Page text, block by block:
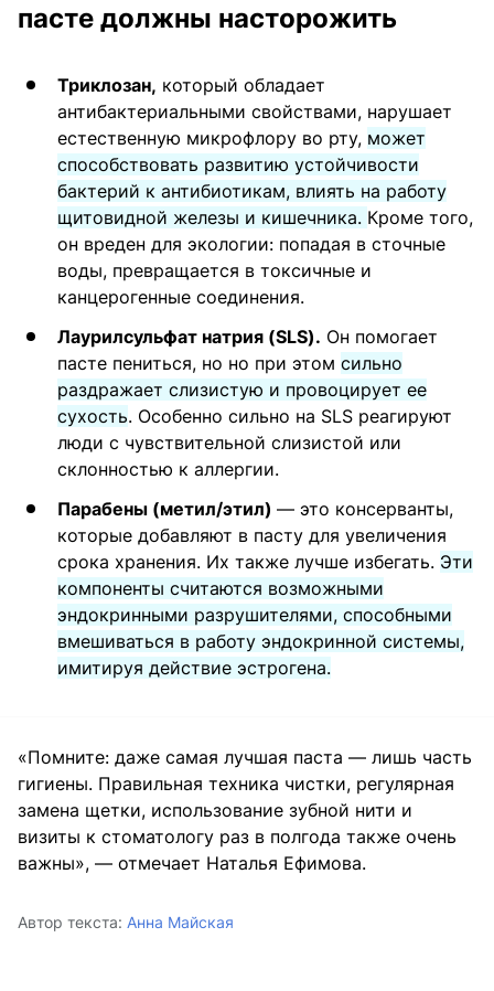
пасте должны насторожить
Триклозан, который обладает
антибактериальными свойствами, нарушает
естественную микрофлору во рту, может
способствовать развитию устойчивости
бактерий к антибиотикам, влиять на работу
щитовидной железы и кишечника. Кроме того,
он вреден для экологии: попадая в сточные
воды, превращается в токсичные и
канцерогенные соединения.
Лаурилсульфат натрия (SLS). Он помогает
пасте пениться, но но при этом сильно
раздражает слизистую и провоцирует ее
сухость. Особенно сильно на SLS реагируют
люди с чувствительной слизистой или
склонностью к аллергии.
Парабены (метил/этил) — это консерванты,
которые добавляют в пасту для увеличения
срока хранения. Их также лучше избегать. Эти
компоненты считаются возможными
эндокринными разрушителями, способными
вмешиваться в работу эндокринной системы,
имитируя действие эстрогена.
«Помните: даже самая лучшая паста — лишь часть
гигиены. Правильная техника чистки, регулярная
замена щетки, использование зубной нити и
визиты к стоматологу раз в полгода также очень
важны», — отмечает Наталья Ефимова.
Автор текста: Анна Майская